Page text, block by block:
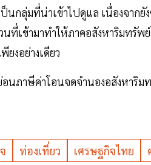
นกลุ่มที่น่าเข้าไปดูแล เนื่องจาก
ที่เข้ามาทำให้ภาคอสังหาริมทรัพ
ยงอย่างเดียว
นภาษีค่าโอนจดจำนองอสังหาริ
ท่องเที่ยว เศรษฐกิจไทย